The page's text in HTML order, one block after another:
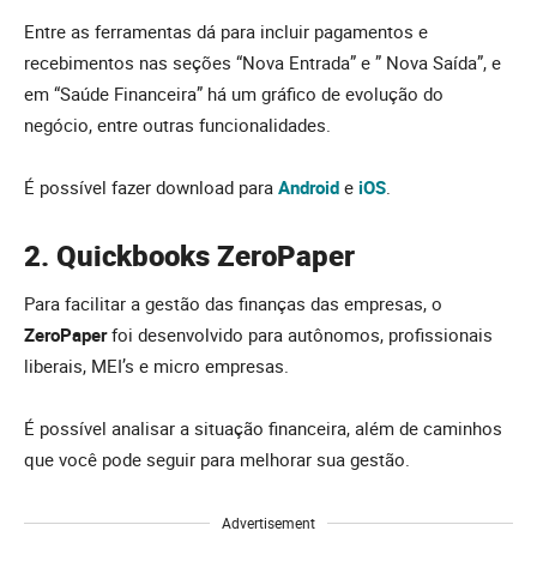
Entre as ferramentas dá para incluir pagamentos e
recebimentos nas seções “Nova Entrada” e ” Nova Saída”, e
em “Saúde Financeira” há um gráfico de evolução do
negócio, entre outras funcionalidades.
É possível fazer download para Android e iOS.
2. Quickbooks ZeroPaper
Para facilitar a gestão das finanças das empresas, o
ZeroPaperfoi desenvolvido para autônomos, profissionais
liberais, MEI’s e micro empresas.
É possível analisar a situação financeira, além de caminhos
que você pode seguir para melhorar sua gestão.
Advertisement